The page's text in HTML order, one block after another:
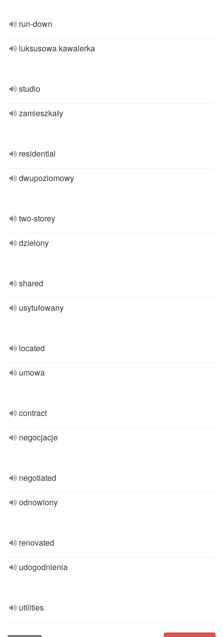
run-down
luksusowa kawalerka
studio
zamieszkały
residential
dwupoziomowy
two-storey
dzielony
shared
usytułowany
located
umowa
contract
negocjacje
negotiated
odnowiony
renovated
udogodnienia
utilities